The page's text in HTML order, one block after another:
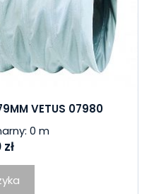
VETUS 07980
0 m